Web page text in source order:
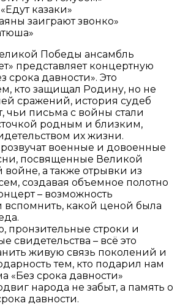
казаки»
заиграют звонко»
Победы ансамбль
представляет концертную
срока давности». Это
кто защищал Родину, но не
сражений, история судеб
чьи письма с войны стали
родным и близким,
их жизни.
военные и довоенные
посвященные Великой
войне, а также отрывки из
создавая объемное полотно
– возможность
вспомнить, какой ценой была
пронзительные строки и
свидетельства – всё это
живую связь поколений и
тем, кто подарил нам
«Без срока давности»
народа не забыт, а память о
давности.